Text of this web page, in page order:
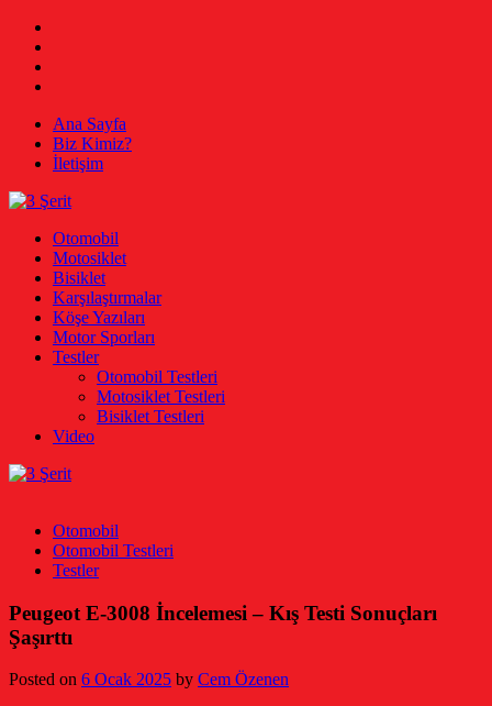
Skip
content
Ana Sayfa
Biz Kimiz?
İletişim
3 Şerit
Otomobil, Motosiklet, Bisiklet
Otomobil
Motosiklet
Bisiklet
Karşılaştırmalar
Köşe Yazıları
Motor Sporları
Testler
Otomobil Testleri
Motosiklet Testleri
Bisiklet Testleri
Video
Otomobil
Otomobil Testleri
Testler
Peugeot E-3008 İncelemesi – Kış Testi Sonuçları
Şaşırttı
Posted on 6 Ocak 2025 by Cem Özenen